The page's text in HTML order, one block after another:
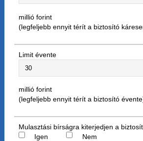
millió forint
(legfeljebb ennyit térít a biztosító
Limit évente
millió forint
(legfeljebb ennyit térít a biztosító
Mulasztási bírságra kiterjedjen a
Igen
Nem